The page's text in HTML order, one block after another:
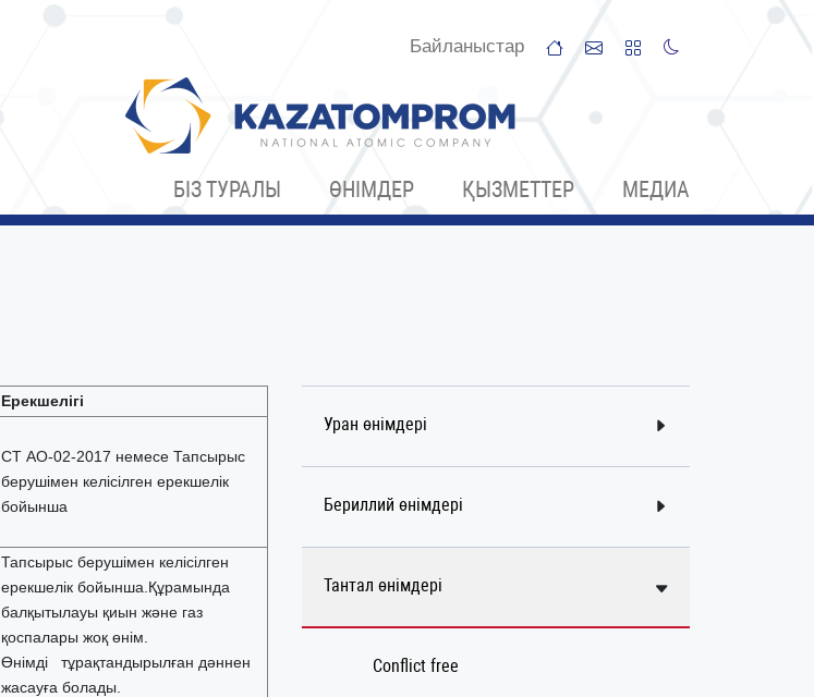
Байланыстар
БІЗ ТУРАЛЫ ӨНІМДЕР ҚЫЗМЕТТЕР МЕДИА
Ерекшелігі
СТ АО-02-2017 немесе Тапсырыс
берушімен келісілген ерекшелік
бойынша
Тапсырыс берушімен келісілген
ерекшелік бойынша.Құрамында
балқытылауы қиын және газ
қоспалары жоқ өнім.
Өнімді тұрақтандырылған дәннен
жасауға болады.
Уран өнімдері
Бериллий өнімдері
Тантал өнімдері
Conflict free